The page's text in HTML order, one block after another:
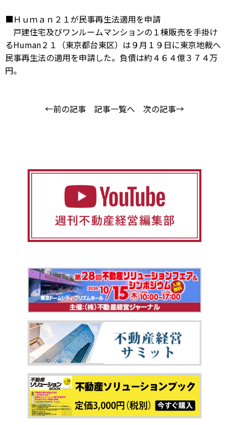
■Ｈｕｍａｎ２１が民事再生法適用を申請
戸建住宅及びワンルームマンションの１棟販売を手掛け
るHuman２１（東京都台東区）は９月１９日に東京地裁へ
民事再生法の適用を申請した。負債は約４６４億３７４万
円。
←前の記事 記事一覧へ 次の記事→